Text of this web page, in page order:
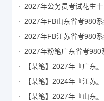
2027年公务员考试花生
2027年FB山东省考980
2027年FB江苏省考980
2027年粉笔广东省考980
【某笔】2027年『广东
【某笔】2024年『江苏
【某笔】2027年『山东